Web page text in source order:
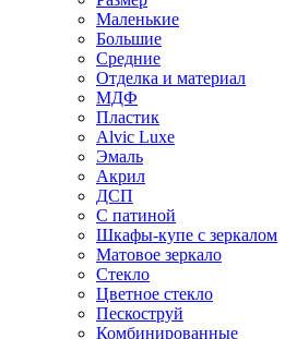
Маленькие
Большие
Средние
Отделка и материал
МДФ
Пластик
Alvic Luxe
Эмаль
Акрил
ДСП
С патиной
Шкафы-купе с зеркалом
Матовое зеркало
Стекло
Цветное стекло
Пескоструй
Комбинированные